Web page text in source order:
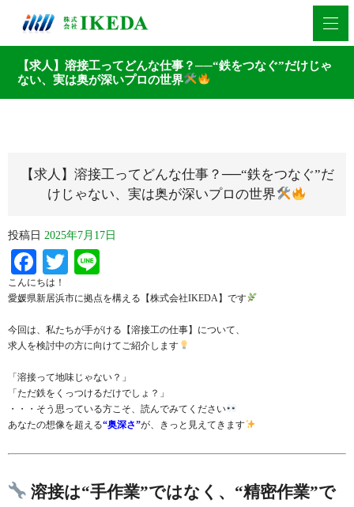
【求人】溶接工ってどんな仕事？──“鉄をつなぐ”だけじゃ
ない、実は奥が深いプロの世界
【求人】溶接工ってどんな仕事？──“鉄をつなぐ”だ
けじゃない、実は奥が深いプロの世界
投稿日 2025年7月17日
Facebook
Twitter
こんにちは！
愛媛県新居浜市に拠点を構える【株式会社IKEDA】です
今回は、私たちが手がける【溶接工の仕事】について、
求人を検討中の方に向けてご紹介します
「溶接って地味じゃない？」
「ただ鉄をくっつけるだけでしょ？」
・・・そう思っている方こそ、読んでみてください
あなたの想像を超える“奥深さ”が、きっと見えてきます
溶接は“手作業”ではなく、“精密作業”で